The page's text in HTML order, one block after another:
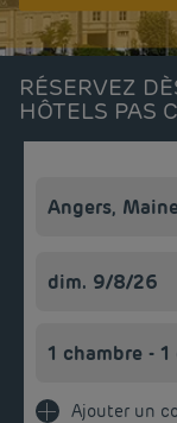
RÉSERVEZ
HÔTELS PAS
Ajouter un